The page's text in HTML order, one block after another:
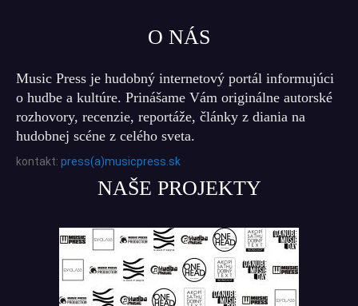
O NÁS
Music Press je hudobný internetový portál informujúci
o hudbe a kultúre. Prinášame Vám originálne autorské
rozhovory, recenzie, reportáže, články z diania na
hudobnej scéne z celého sveta.
kontakt: press(a)musicpress.sk
NAŠE PROJEKTY